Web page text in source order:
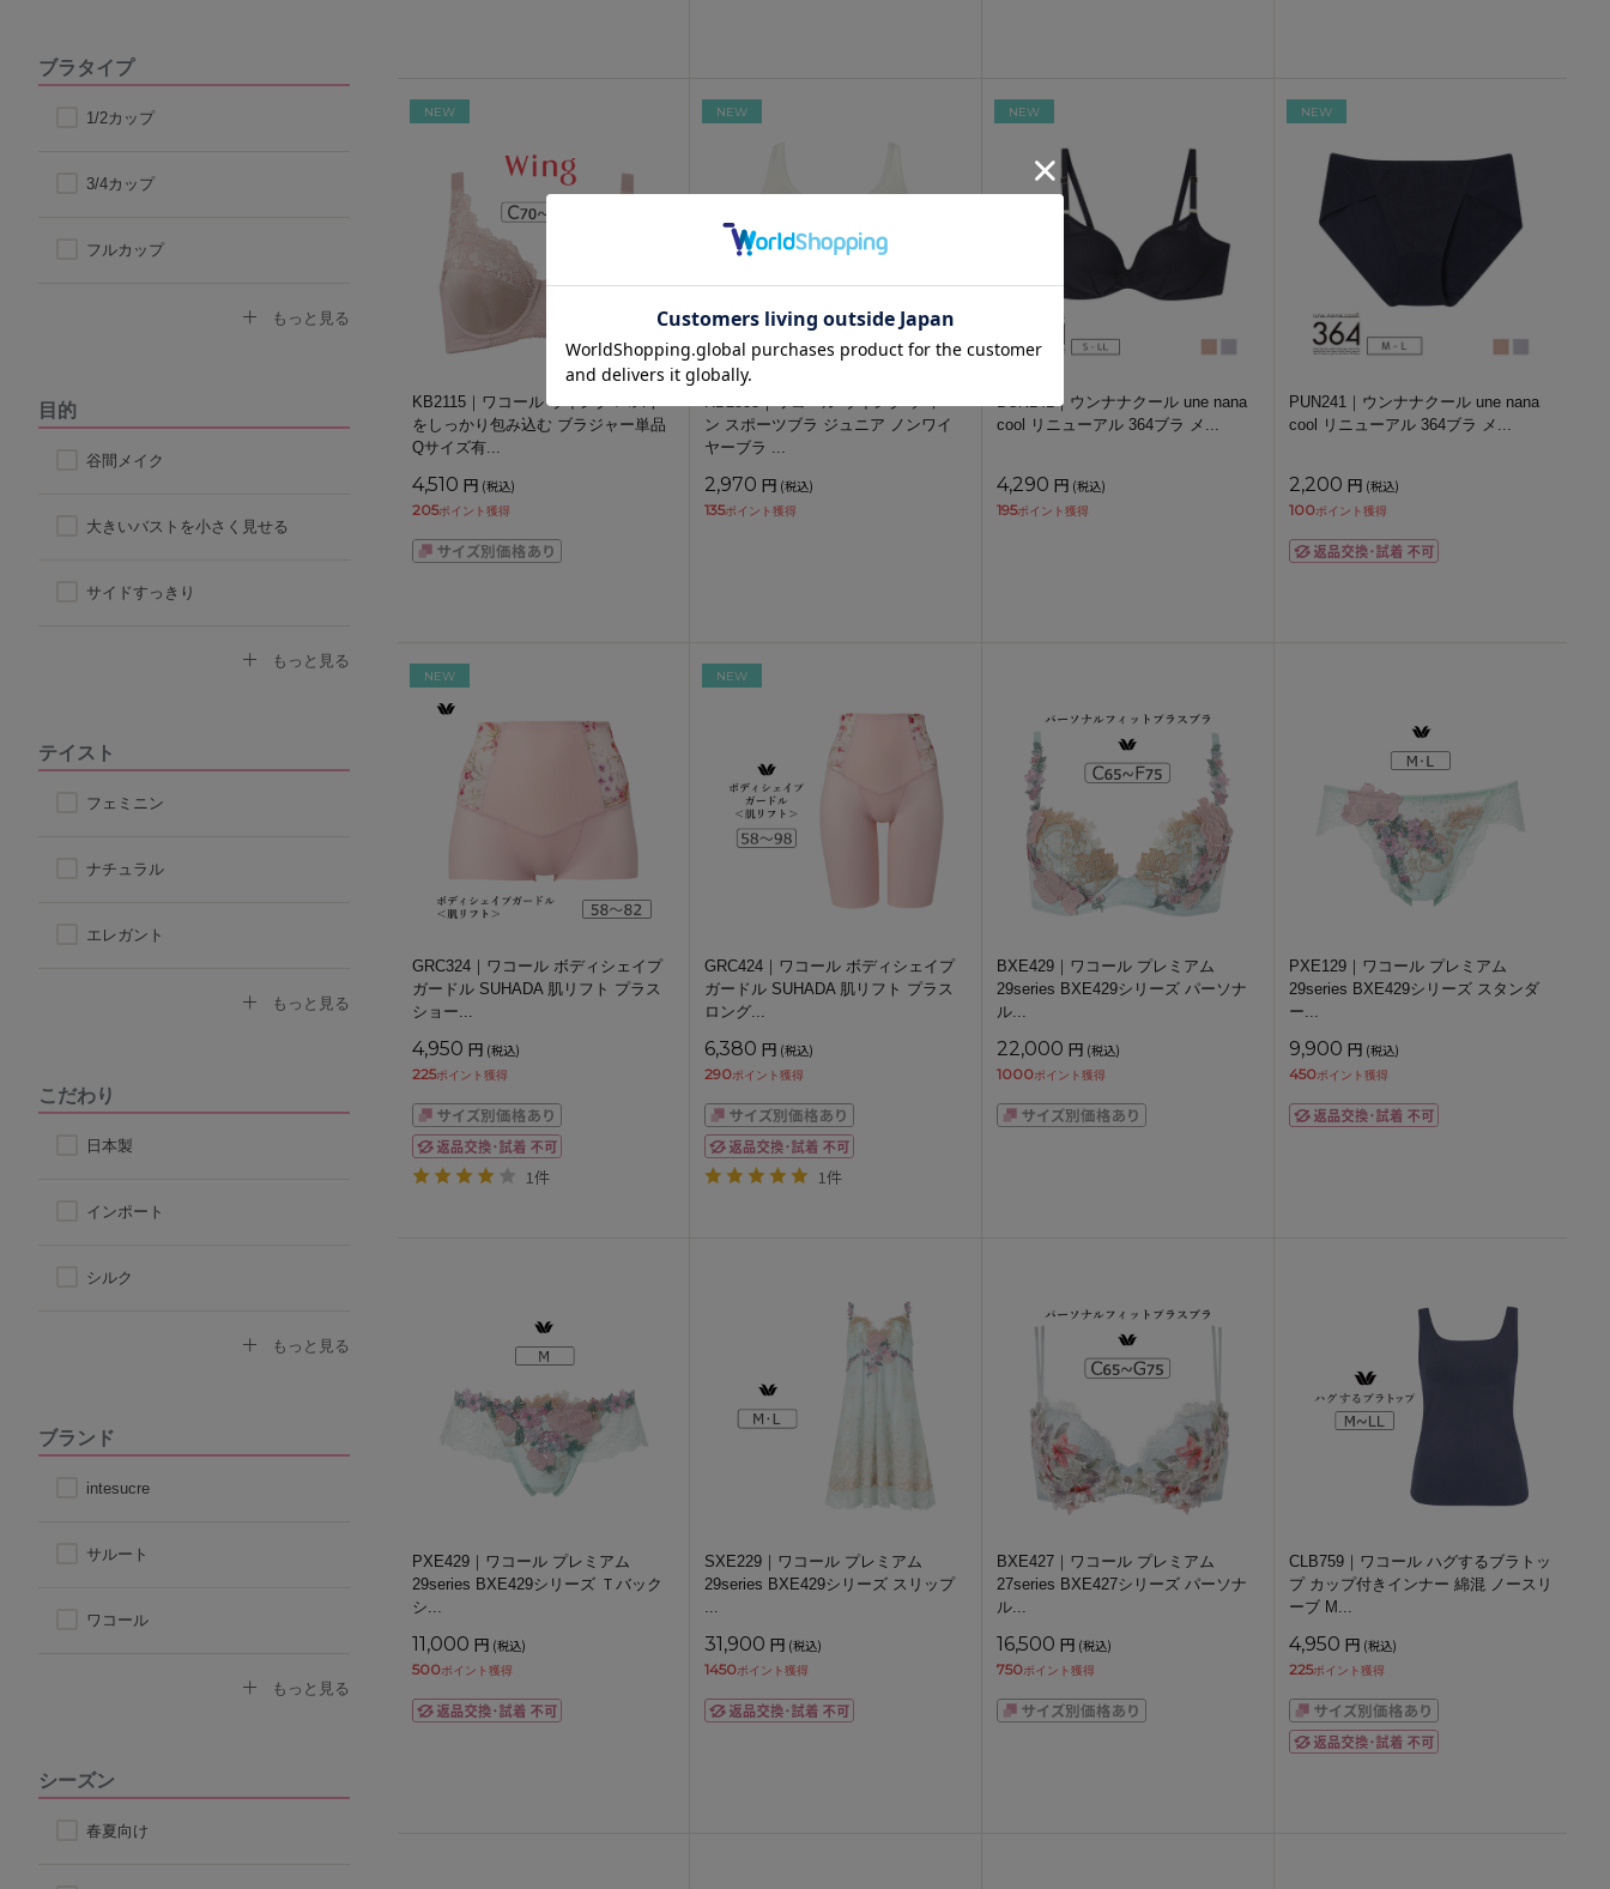
ブラタイプ
1/2カップ
3/4カップ
フルカップ
4/5カップ
もっと見る
目的
谷間メイク
大きいバストを小さく見せる
サイドすっきり
ストラップレス
もっと見る
テイスト
フェミニン
ナチュラル
エレガント
もっと見る
こだわり
日本製
インポート
シルク
もっと見る
ブランド
intesucre
サルート
ワコール
もっと見る
シーズン
春夏向け
NEW
KB2115｜ワコール ウイング バスト
をしっかり包み込む ブラジャー単品
Qサイズ有...
4,510 円 (税込)
205ポイント獲得
NEW
RB2533｜ワコール ウイング ティー
ン スポーツブラ ジュニア ノンワイ
ヤーブラ ...
2,970 円 (税込)
135ポイント獲得
NEW
BUN141｜ウンナナクール une nana
cool リニューアル 364ブラ メ ...
4,290 円 (税込)
195ポイント獲得
NEW
PUN241｜ウンナナクール une nana
cool リニューアル 364ブラ メ ...
2,200 円 (税込)
100ポイント獲得
NEW
GRC324｜ワコール ボディシェイプ
ガードル SUHADA 肌リフト プラス
ショー...
1件
4,950 円 (税込)
225ポイント獲得
NEW
GRC424｜ワコール ボディシェイプ
ガードル SUHADA 肌リフト プラス
ロング...
1件
6,380 円 (税込)
290ポイント獲得
BXE429｜ワコール プレミアム
29series BXE429シリーズ パーソナ
ル...
22,000 円 (税込)
1000ポイント獲得
PXE129｜ワコール プレミアム
29series BXE429シリーズ スタンダ
ー...
9,900 円 (税込)
450ポイント獲得
PXE429｜ワコール プレミアム
29series BXE429シリーズ Ｔバック
シ...
11,000 円 (税込)
500ポイント獲得
SXE229｜ワコール プレミアム
29series BXE429シリーズ スリップ
...
31,900 円 (税込)
1450ポイント獲得
BXE427｜ワコール プレミアム
27series BXE427シリーズ パーソナ
ル...
16,500 円 (税込)
750ポイント獲得
CLB759｜ワコール ハグするブラトッ
プ カップ付きインナー 綿混 ノースリ
ーブ M ...
4,950 円 (税込)
225ポイント獲得